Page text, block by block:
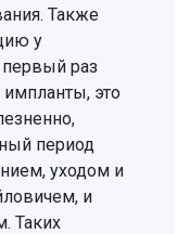
Также
у
раз
это
период
уходом и
и
Таких